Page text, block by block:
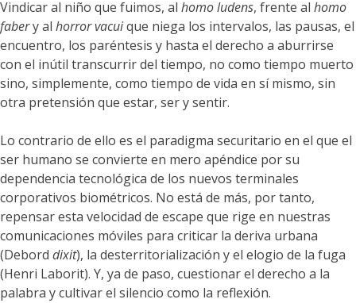
Vindicar al niño que fuimos, al homo ludens, frente al homo
fabery al horror vacuique niega los intervalos, las pausas, el
encuentro, los paréntesis y hasta el derecho a aburrirse
con el inútil transcurrir del tiempo, no como tiempo muerto
sino, simplemente, como tiempo de vida en sí mismo, sin
otra pretensión que estar, ser y sentir.
Lo contrario de ello es el paradigma securitario en el que el
ser humano se convierte en mero apéndice por su
dependencia tecnológica de los nuevos terminales
corporativos biométricos. No está de más, por tanto,
repensar esta velocidad de escape que rige en nuestras
comunicaciones móviles para criticar la deriva urbana
(Debord dixit), la desterritorialización y el elogio de la fuga
(Henri Laborit). Y, ya de paso, cuestionar el derecho a la
palabra y cultivar el silencio como la reflexión.